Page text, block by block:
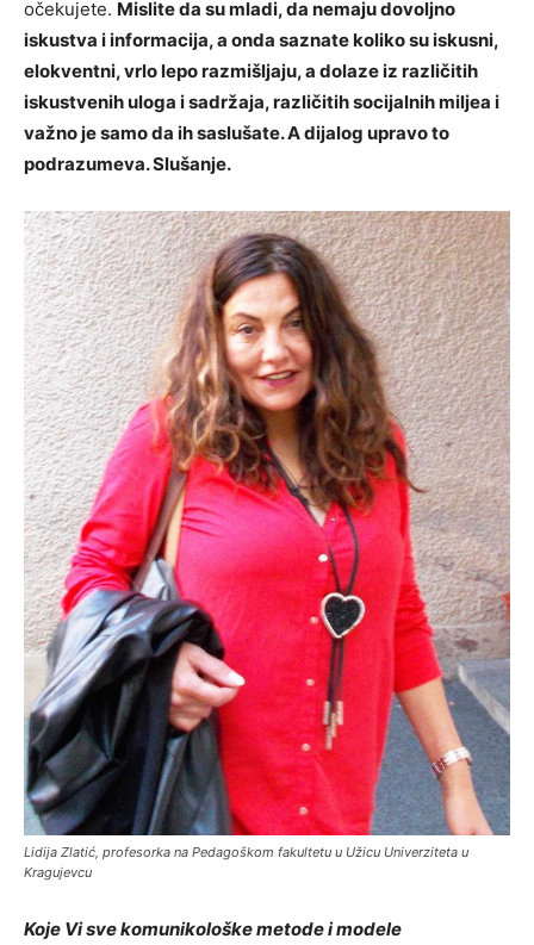
očekujete. Mislite da su mladi, da nemaju dovoljno
iskustva i informacija, a onda saznate koliko su iskusni,
elokventni, vrlo lepo razmišljaju, a dolaze iz različitih
iskustvenih uloga i sadržaja, različitih socijalnih miljea i
važno je samo da ih saslušate. A dijalog upravo to
podrazumeva. Slušanje.
Lidija Zlatić, profesorka na Pedagoškom fakultetu u Užicu Univerziteta u
Kragujevcu
Koje Vi sve komunikološke metode i modele